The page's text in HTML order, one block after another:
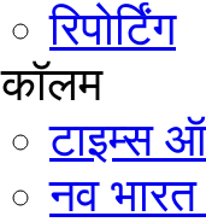
रिपोर्टिंग
कॉलम
टाइम्स
नव भारत